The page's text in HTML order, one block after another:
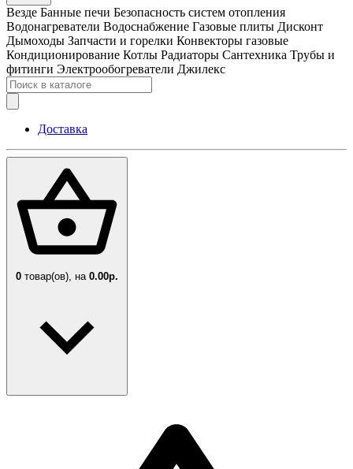
Везде Банные печи Безопасность систем отопления
Водонагреватели Водоснабжение Газовые плиты Дисконт
Дымоходы Запчасти и горелки Конвекторы газовые
Кондиционирование Котлы Радиаторы Сантехника Трубы и
фитинги Электрообогреватели Джилекс
Доставка
0 товар(ов), на 0.00р.